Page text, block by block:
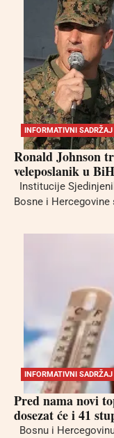
INFORMATIVNI SADRŽAJ
Ronald Johnson
veleposlanik u BiH
Institucije
Bosne i Hercegovine
INFORMATIVNI SADRŽAJ
Pred nama novi
dosezat će i 41
Bosnu i